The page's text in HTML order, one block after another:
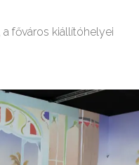
a főváros kiállítóhelyei